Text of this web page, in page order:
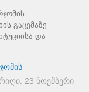
გაცემაზე
და
23 ნოემბერი